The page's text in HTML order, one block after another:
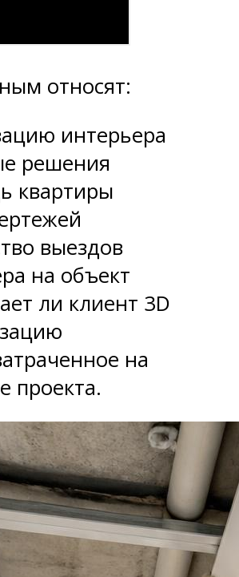
относят:
интерьера
решения
квартиры
выездов
на объект
ли клиент 3D
на
проекта.